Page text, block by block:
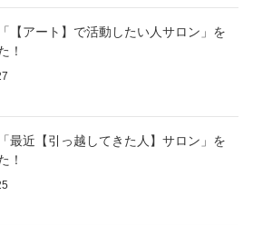
【アート】で活動したい人サロン」を
！
最近【引っ越してきた人】サロン」を
！